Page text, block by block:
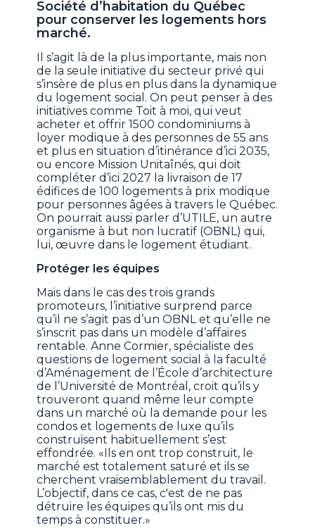
Société d’habitation du Québec
pour conserver les logements hors
marché.
Il s’agit là de la plus importante, mais non
de la seule initiative du secteur privé qui
s’insère de plus en plus dans la dynamique
du logement social. On peut penser à des
initiatives comme Toit à moi, qui veut
acheter et offrir 1500 condominiums à
loyer modique à des personnes de 55 ans
et plus en situation d’itinérance d’ici 2035,
ou encore Mission Unitaînés, qui doit
compléter d’ici 2027 la livraison de 17
édifices de 100 logements à prix modique
pour personnes âgées à travers le Québec.
On pourrait aussi parler d’UTILE, un autre
organisme à but non lucratif (OBNL) qui,
lui, œuvre dans le logement étudiant.
Protéger les équipes
Mais dans le cas des trois grands
promoteurs, l’initiative surprend parce
qu’il ne s’agit pas d’un OBNL et qu’elle ne
s’inscrit pas dans un modèle d’affaires
rentable. Anne Cormier, spécialiste des
questions de logement social à la faculté
d’Aménagement de l’École d’architecture
de l’Université de Montréal, croit qu’ils y
trouveront quand même leur compte
dans un marché où la demande pour les
condos et logements de luxe qu’ils
construisent habituellement s’est
effondrée. «Ils en ont trop construit, le
marché est totalement saturé et ils se
cherchent vraisemblablement du travail.
L’objectif, dans ce cas, c'est de ne pas
détruire les équipes qu’ils ont mis du
temps à constituer.»